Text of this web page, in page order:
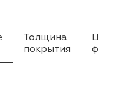
Толщина
покрытия